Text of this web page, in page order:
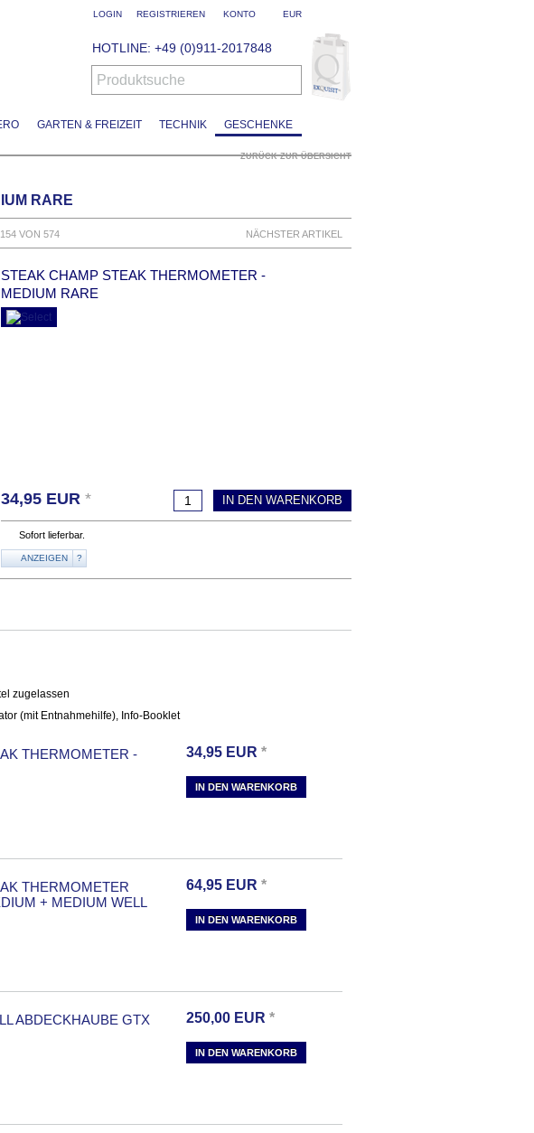
EUR
KONTO
LOGIN REGISTRIEREN
GARTEN & FREIZEIT TECHNIK
GESCHENKE
HOTLINE: +49 (0)911-2017848
Produktsuche
ZURÜCK ZUR ÜBERSICHT
RARE
VON 574 NÄCHSTER ARTIKEL
STEAK CHAMP STEAK THERMOMETER -
MEDIUM RARE
34,95 EUR * IN DEN WARENKORB
Sofort lieferbar.
ANZEIGEN ?
zugelassen
(mit Entnahmehilfe), Info-Booklet
THERMOMETER -
34,95 EUR *
IN DEN WARENKORB
THERMOMETER
+ MEDIUM WELL
64,95 EUR *
IN DEN WARENKORB
ABDECKHAUBE GTX
250,00 EUR *
IN DEN WARENKORB